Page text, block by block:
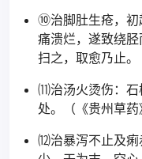
⑩治脚肚生疮，初
痛溃烂，遂致绕
扫之，取愈乃止。
⑾治汤火烫伤：石
处。（《贵州草药
⑿治暴泻不止及痢